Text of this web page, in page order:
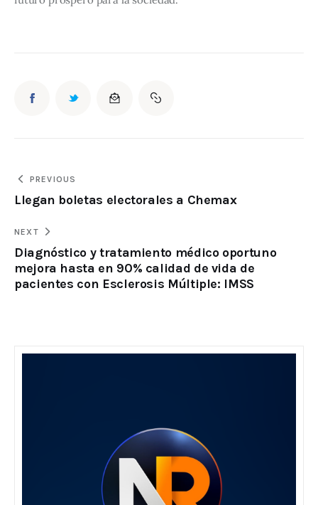
PREVIOUS
Llegan boletas electorales a Chemax
NEXT
Diagnóstico y tratamiento médico oportuno
mejora hasta en 90% calidad de vida de
pacientes con Esclerosis Múltiple: IMSS